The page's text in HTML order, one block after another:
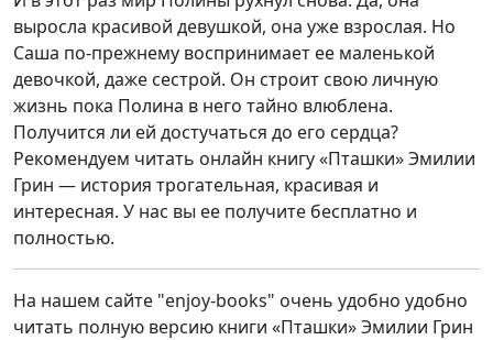
выросла красивой девушкой, она уже взрослая. Но
Саша по-прежнему воспринимает ее маленькой
девочкой, даже сестрой. Он строит свою личную
жизнь пока Полина в него тайно влюблена.
Получится ли ей достучаться до его сердца?
Рекомендуем читать онлайн книгу «Пташки» Эмилии
Грин — история трогательная, красивая и
интересная. У нас вы ее получите бесплатно и
полностью.
На нашем сайте "enjoy-books" очень удобно удобно
читать полную версию книги «Пташки» Эмилии Грин